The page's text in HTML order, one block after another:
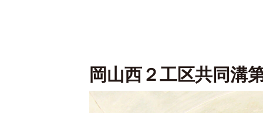
岡山西２工区共同溝